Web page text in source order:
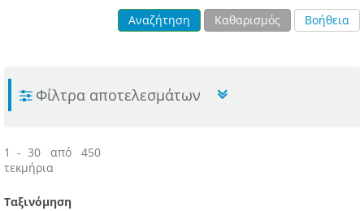
Αναζήτηση Καθαρισμός Βοήθεια
Φίλτρα αποτελεσμάτων
1 - 30 από 450
τεκμήρια
Ταξινόμηση